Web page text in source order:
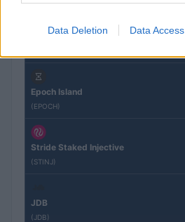
Data Deletion Data Access
Kinza Babylon Staked BTC
Epoch Island
(EPOCH)
Stride Staked Injective
(STINJ)
JDB
(JDB)